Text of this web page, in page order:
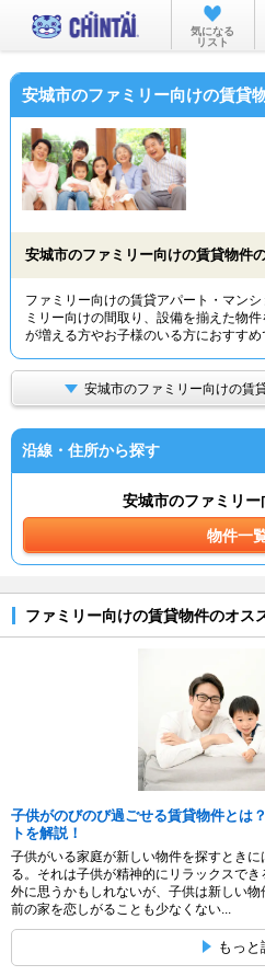
お部屋を
沿
物
TOP
気になる
リスト
安城市のファミリー向けの賃貸
安城市のファミリー向けの賃貸物件
ファミリー向けの賃貸アパート・マン
ミリー向けの間取り、設備を揃えた物
が増える方やお子様のいる方におすすめ
安城市のファミリー向けの賃
沿線・住所から探す
安城市のファミリ
物件一
ファミリー向けの賃貸物件のオス
子供がのびのび過ごせる賃貸物件とは
トを解説！
子供がいる家庭が新しい物件を探すとき
る。それは子供が精神的にリラックスで
外に思うかもしれないが、子供は新しい物
前の家を恋しがることも少なくない...
もっと